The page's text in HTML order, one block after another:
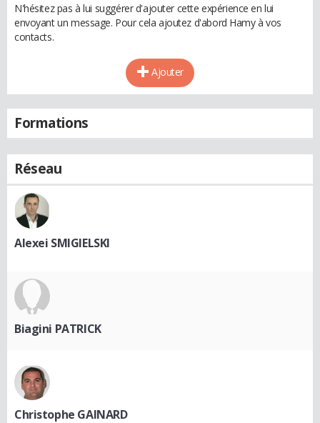
N'hésitez pas à lui suggérer d'ajouter cette expérience en lui
envoyant un message. Pour cela ajoutez d'abord Hamy à vos
contacts.
Ajouter
Formations
Réseau
Alexei SMIGIELSKI
Biagini PATRICK
Christophe GAINARD